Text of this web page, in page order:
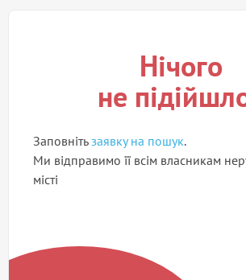
Нічого
не
Заповнітьзаявку на пошук.
Ми відправимо її всім власникам
місті